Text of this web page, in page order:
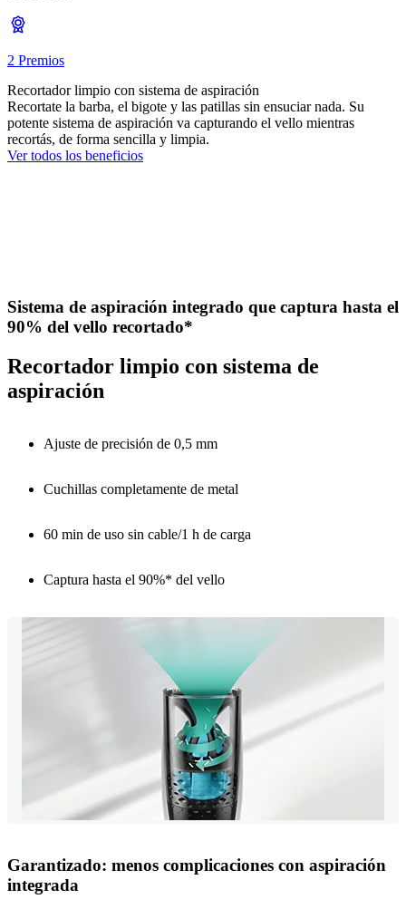
2 Premios
Recortador limpio con sistema de aspiración
Recortate la barba, el bigote y las patillas sin ensuciar nada. Su
potente sistema de aspiración va capturando el vello mientras
recortás, de forma sencilla y limpia.
Ver todos los beneficios
Sistema de aspiración integrado que captura hasta el
90% del vello recortado*
Recortador limpio con sistema de
aspiración
Ajuste de precisión de 0,5 mm
Cuchillas completamente de metal
60 min de uso sin cable/1 h de carga
Captura hasta el 90%* del vello
Garantizado: menos complicaciones con aspiración
integrada